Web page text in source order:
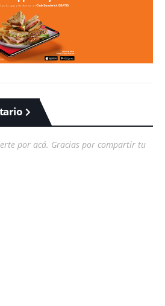
por acá. Gracias por compartir tu